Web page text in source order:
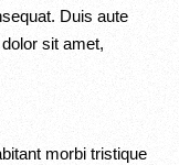
Duis aute
sit amet,
morbi tristique